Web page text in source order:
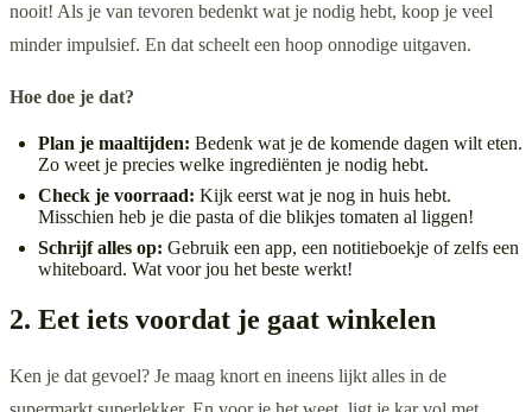
nooit! Als je van tevoren bedenkt wat je nodig hebt, koop je veel
minder impulsief. En dat scheelt een hoop onnodige uitgaven.
Hoe doe je dat?
Plan je maaltijden: Bedenk wat je de komende dagen wilt eten.
Zo weet je precies welke ingrediënten je nodig hebt.
Check je voorraad: Kijk eerst wat je nog in huis hebt.
Misschien heb je die pasta of die blikjes tomaten al liggen!
Schrijf alles op: Gebruik een app, een notitieboekje of zelfs een
whiteboard. Wat voor jou het beste werkt!
2. Eet iets voordat je gaat winkelen
Ken je dat gevoel? Je maag knort en ineens lijkt alles in de